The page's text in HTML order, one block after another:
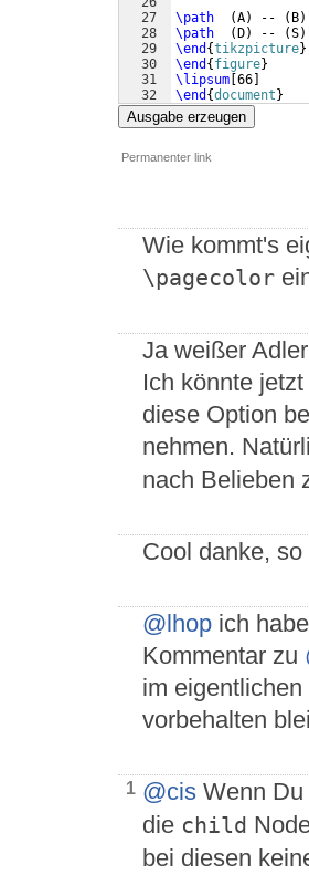
27
28
29
30
31
32
\path
(A) -- ( B)
\path
( D) -- (S)
\end {tikzpicture}
\end { figure}
\lipsum 66
\end {document }
Ausgabe erzeugen
Permanenter link
Wie kommt's
\pagecolor
Ja weißer
Ich könnte
diese Option
nehmen.
nach Belieben
Cool danke,
@lhop ich
Kommentar zu
im
vorbehalten
1 @cis Wenn
die child
bei diesen